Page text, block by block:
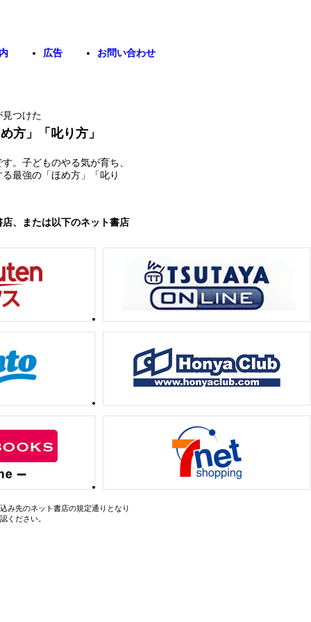
広告 お問い合わせ
つけた
方」「叱り方」
。子どものやる気が育ち、
最強の「ほめ方」「叱り
、または以下のネット書店
み先のネット書店の規定通りとなり
ください。